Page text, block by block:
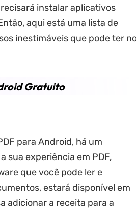
instalar aplicativos
aqui está uma lista de
inestimáveis que pode ter
Gratuito
para Android, há um
sua experiência em PDF,
que você pode ler e
estará disponível em
adicionar a receita para a